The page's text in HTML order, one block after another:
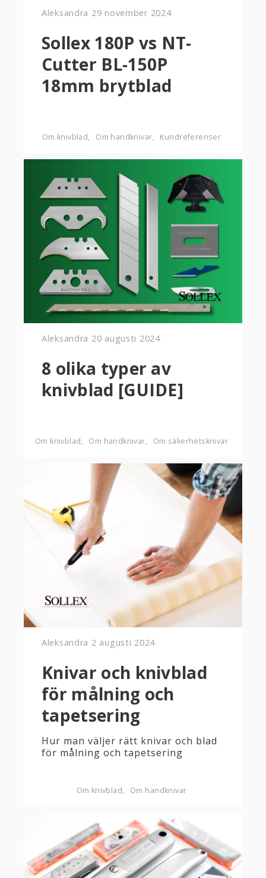
Aleksandra 29 november 2024
Sollex 180P vs NT-
Cutter BL-150P
18mm brytblad
Om knivblad Om handknivar Kundreferenser
Aleksandra 20 augusti 2024
8 olika typer av
knivblad [GUIDE]
Om knivblad Om handknivar Om säkerhetsknivar
Aleksandra 2 augusti 2024
Knivar och knivblad
för målning och
tapetsering
Hur man väljer rätt knivar och blad
för målning och tapetsering
Om knivblad Om handknivar